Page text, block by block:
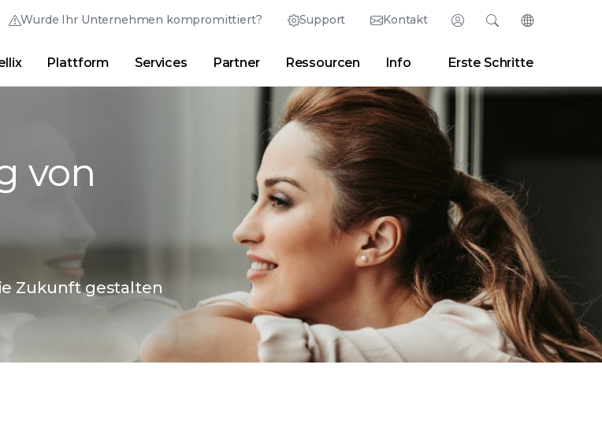
Wurde Ihr Unternehmen kompromittiert? Support Kontakt Anmelden
Thrive Community Partner Portal Developer Portal
Suchen
Advanced Research Center Presse-Center Blogs
Sprache
English (Englisch)
日本語 (Japanisch)
Deutsch (Deutsch)
Español (Spanisch)
Français (Französisch)
Português (Portugiesisch)
Plattform Services Partner Ressourcen Info Erste Schritte
von
Zukunft gestalten